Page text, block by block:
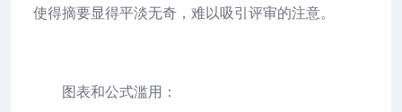
使得摘要显得平淡无奇，难以吸引评审的注意。
图表和公式滥用：